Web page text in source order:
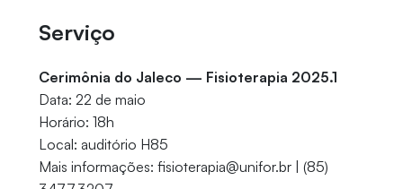
Serviço
Cerimônia do Jaleco — Fisioterapia 2025.1
Data: 22 de maio
Horário: 18h
Local: auditório H85
Mais informações: fisioterapia@unifor.br | (85)